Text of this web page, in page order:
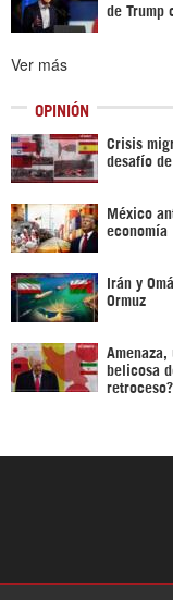
de Trump
Ver más
OPINIÓN
Crisis
desafío
México
economía
Irán y
Ormuz
belicosa
retroceso?